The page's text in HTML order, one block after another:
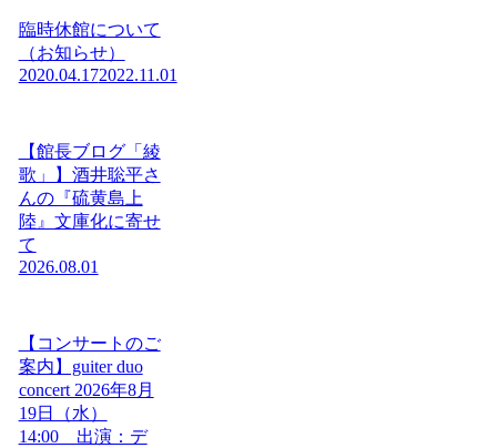
臨時休館について
（お知らせ）
2020.04.172022.11.01
【館長ブログ「綾
歌」】酒井聡平さ
んの『硫黄島上
陸』文庫化に寄せ
て
2026.08.01
【コンサートのご
案内】guiter duo
concert 2026年8月
19日（水）
14:00 出演：デ